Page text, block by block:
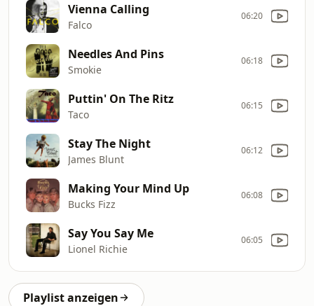
Vienna Calling
Falco
06:20
Needles And Pins
Smokie
06:18
Puttin' On The Ritz
Taco
06:15
Stay The Night
James Blunt
06:12
Making Your Mind Up
Bucks Fizz
06:08
Say You Say Me
Lionel Richie
06:05
Playlist anzeigen